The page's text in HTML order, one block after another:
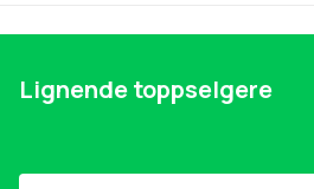
6a549b90-a0b2-442f-af79-
Produktsikkerhetsinformasjon
Lignende toppselgere